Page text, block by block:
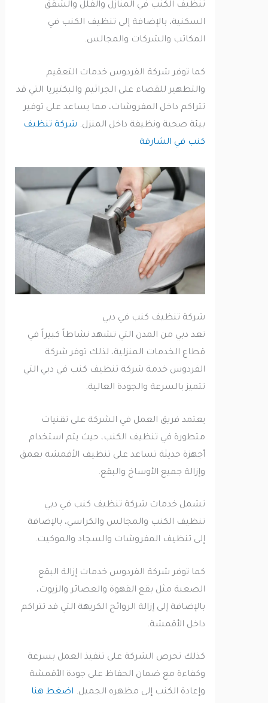
تنظيف الكنب في المنازل والفلل والشقق
السكنية، بالإضافة إلى تنظيف الكنب في
المكاتب والشركات والمجالس.
كما توفر شركة الفردوس خدمات التعقيم
والتطهير للقضاء على الجراثيم والبكتيريا التي قد
تتراكم داخل المفروشات، مما يساعد على توفير
بيئة صحية ونظيفة داخل المنزل.شركة تنظيف
كنب في الشارقة
شركة تنظيف كنب في دبي
تعد دبي من المدن التي تشهد نشاطاً كبيراً في
قطاع الخدمات المنزلية، لذلك توفر شركة
الفردوس خدمة شركة تنظيف كنب في دبي التي
تتميز بالسرعة والجودة العالية.
يعتمد فريق العمل في الشركة على تقنيات
متطورة في تنظيف الكنب، حيث يتم استخدام
أجهزة حديثة تساعد على تنظيف الأقمشة بعمق
وإزالة جميع الأوساخ والبقع.
تشمل خدمات شركة تنظيف كنب في دبي
تنظيف الكنب والمجالس والكراسي، بالإضافة
إلى تنظيف المفروشات والسجاد والموكيت.
كما توفر شركة الفردوس خدمات إزالة البقع
الصعبة مثل بقع القهوة والعصائر والزيوت،
بالإضافة إلى إزالة الروائح الكريهة التي قد تتراكم
داخل الأقمشة.
كذلك تحرص الشركة على تنفيذ العمل بسرعة
وكفاءة مع ضمان الحفاظ على جودة الأقمشة
وإعادة الكنب إلى مظهره الجميل.اضغط هنا